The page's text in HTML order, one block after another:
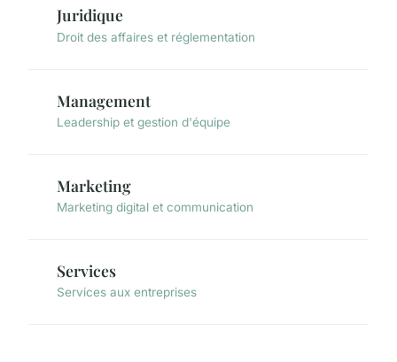
Juridique
Droit des affaires et réglementation
Management
Leadership et gestion d'équipe
Marketing
Marketing digital et communication
Services
Services aux entreprises